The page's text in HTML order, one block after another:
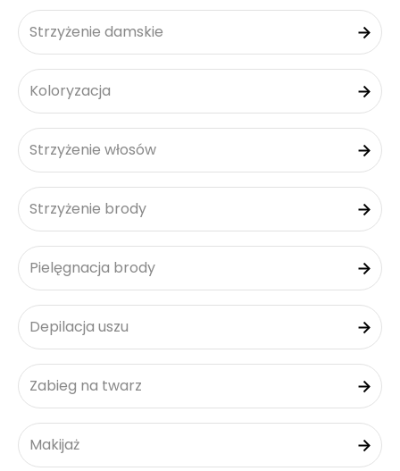
Strzyżenie damskie
Koloryzacja
Strzyżenie włosów
Strzyżenie brody
Pielęgnacja brody
Depilacja uszu
Zabieg na twarz
Makijaż